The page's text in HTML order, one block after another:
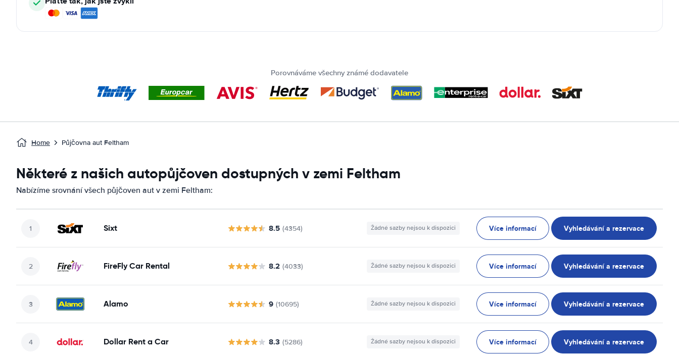
Porovnáváme všechny známé dodavatele
Home Půjčovna aut Feltham
Některé z našich autopůjčoven dostupných v zemi Feltham
Nabízíme srovnání všech půjčoven aut v zemi Feltham:
Sixt 8.5 (4354) Žádné sazby nejsou k dispozici Více informací Vyhledávání a rezervace
FireFly Car Rental 8.2 (4033) Žádné sazby nejsou k dispozici Více informací Vyhledávání a rezervace
Alamo 9 (10695) Žádné sazby nejsou k dispozici Více informací Vyhledávání a rezervace
Dollar Rent a Car 8.3 (5286) Žádné sazby nejsou k dispozici Více informací Vyhledávání a rezervace